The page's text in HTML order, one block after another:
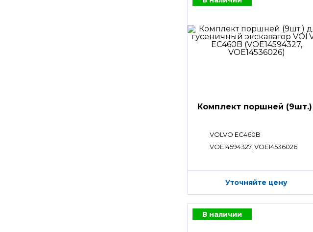
Комплект поршней (9шт.)
VOLVO EC460B
VOE14594327, VOE14536026
Уточняйте цену
В наличии